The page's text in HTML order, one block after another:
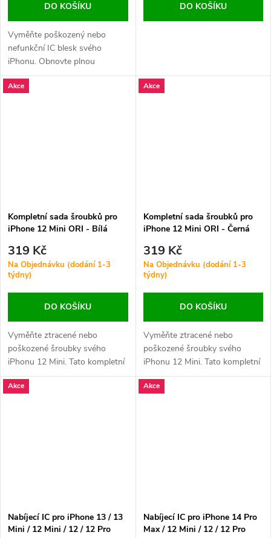
DO KOŠÍKU
Vyměňte poškozený nebo
nefunkční IC blesk svého
iPhonu. Obnovte plnou
funkčnost blesku a zlepšete
kvalitu fotografií a videí za
DO KOŠÍKU
Akce
Kompletní sada šroubků pro
iPhone 12 Mini ORI - Bílá
319 Kč
Na Objednávku (dodání 1-3
týdny)
DO KOŠÍKU
Vyměňte ztracené nebo
poškozené šroubky svého
iPhonu 12 Mini. Tato kompletní
sada zajistí pevné uchycení
všech částí zařízení.
Akce
Kompletní sada šroubků pro
iPhone 12 Mini ORI - Černá
319 Kč
Na Objednávku (dodání 1-3
týdny)
DO KOŠÍKU
Vyměňte ztracené nebo
poškozené šroubky svého
iPhonu 12 Mini. Tato kompletní
sada zajistí pevné uchycení
všech částí zařízení.
Akce
Nabíjecí IC pro iPhone 13 / 13
Mini / 12 Mini / 12 / 12 Pro
Akce
Nabíjecí IC pro iPhone 14 Pro
Max / 12 Mini / 12 / 12 Pro